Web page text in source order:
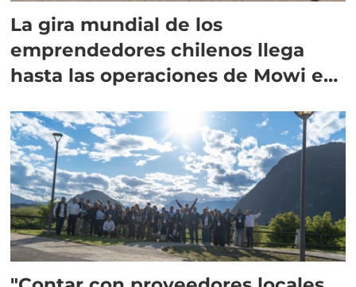
La gira mundial de los
emprendedores chilenos llega
hasta las operaciones de Mowi en